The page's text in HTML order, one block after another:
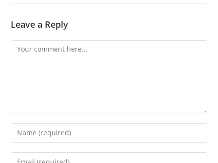
Leave a Reply
Comment
Enter
your
name
Enter